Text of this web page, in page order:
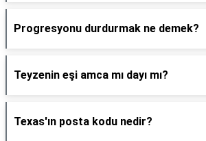
Progresyonu durdurmak ne demek?
Teyzenin eşi amca mı dayı mı?
Texas'ın posta kodu nedir?